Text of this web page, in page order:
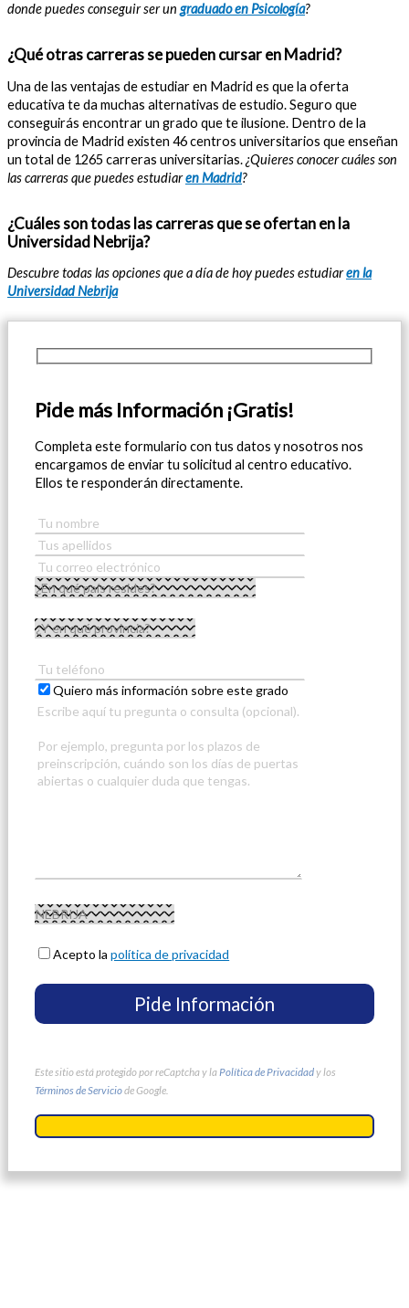
donde puedes conseguir ser un graduado en Psicología?
¿Qué otras carreras se pueden cursar en Madrid?
Una de las ventajas de estudiar en Madrid es que la oferta
educativa te da muchas alternativas de estudio. Seguro que
conseguirás encontrar un grado que te ilusione. Dentro de la
provincia de Madrid existen 46 centros universitarios que enseñan
un total de 1265 carreras universitarias.¿Quieres conocer cuáles son
las carreras que puedes estudiaren Madrid?
¿Cuáles son todas las carreras que se ofertan en la
Universidad Nebrija?
Descubre todas las opciones que a día de hoy puedes estudiaren la
Universidad Nebrija
Pide más Información ¡Gratis!
Completa este formulario con tus datos y nosotros nos
encargamos de enviar tu solicitud al centro educativo.
Ellos te responderán directamente.
Quiero más información sobre este grado
Acepto lapolítica de privacidad
Este sitio está protegido por reCaptcha y la Política de Privacidady los
Términos de Serviciode Google.